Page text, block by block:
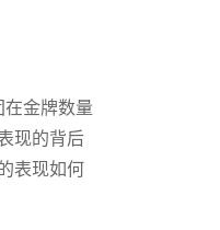
金牌数量
现的背后
表现如何